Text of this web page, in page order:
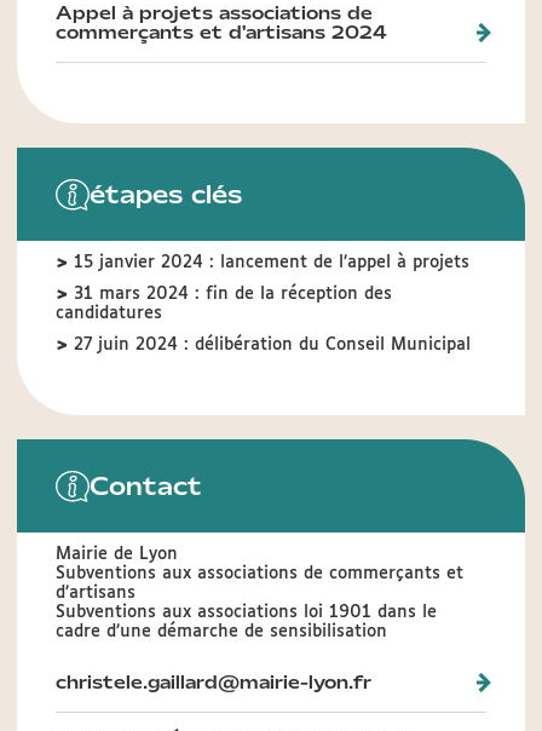
Appel à projets associations de
commerçants et d'artisans 2024
étapes clés
> 15 janvier 2024 : lancement de l’appel à projets
> 31 mars 2024 : fin de la réception des
candidatures
> 27 juin 2024 : délibération du Conseil Municipal
Contact
Mairie de Lyon
Subventions aux associations de commerçants et
d’artisans
Subventions aux associations loi 1901 dans le
cadre d’une démarche de sensibilisation
christele.gaillard@mairie-lyon.fr